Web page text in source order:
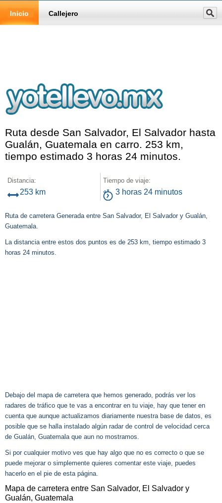
Inicio Callejero
Ruta desde San Salvador, El Salvador hasta
Gualán, Guatemala en carro. 253 km,
tiempo estimado 3 horas 24 minutos.
Distancia:
253 km
Tiempo de viaje:
3 horas 24 minutos
Ruta de carretera Generada entre San Salvador, El Salvador y Gualán,
Guatemala.
La distancia entre estos dos puntos es de 253 km, tiempo estimado 3
horas 24 minutos.
Debajo del mapa de carretera que hemos generado, podrás ver los
radares de tráfico que te vas a encontrar en tu viaje, hay que tener en
cuenta que aunque actualizamos diariamente nuestra base de datos, es
posible que se halla instalado algún radar de control de velocidad cerca
de Gualán, Guatemala que aun no mostramos.
Si por cualquier motivo ves que hay algo que no es correcto o que se
puede mejorar o simplemente quieres comentar este viaje, puedes
hacerlo en el pie de esta página.
Mapa de carretera entre San Salvador, El Salvador y
Gualán, Guatemala